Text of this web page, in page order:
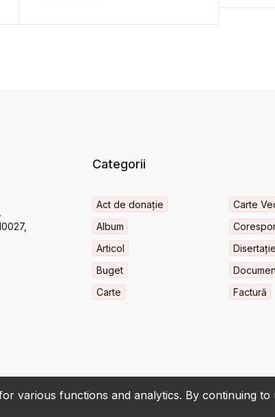
various functions and analytics. By continuing
Categorii
Act de donație
Album
Articol
Buget
Carte
Carte
Disertație
Factură